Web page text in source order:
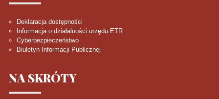
Deklaracja dostępności
Informacja o działalności urzędu ETR
Cyberbezpieczeństwo
Biuletyn Informacji Publicznej
NA SKRÓTY